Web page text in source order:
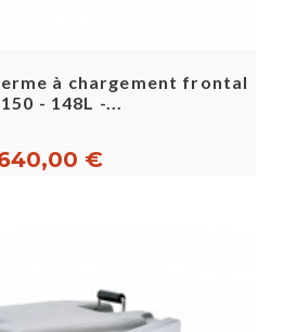
à chargement frontal
- 148L -...
€